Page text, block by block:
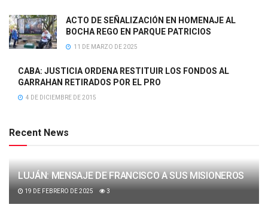
ACTO DE SEÑALIZACIÓN EN HOMENAJE AL
BOCHA REGO EN PARQUE PATRICIOS
11 DE MARZO DE 2025
CABA: JUSTICIA ORDENA RESTITUIR LOS FONDOS AL
GARRAHAN RETIRADOS POR EL PRO
4 DE DICIEMBRE DE 2015
Recent News
LUJÁN: MENSAJE DE FRANCISCO A SUS MISIONEROS
19 DE FEBRERO DE 2025 3